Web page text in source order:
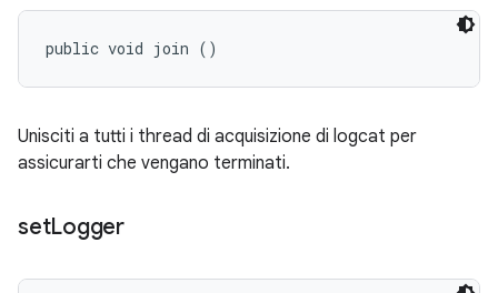
public void join ()
Unisciti a tutti i thread di acquisizione di logcat per
assicurarti che vengano terminati.
setLogger